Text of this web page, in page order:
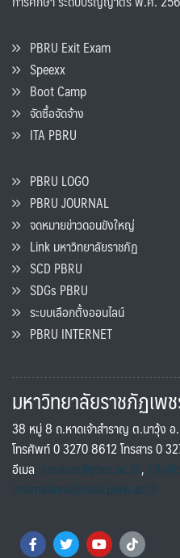
PBRU Exit Exam
Speexx
Boot Camp
จัดซื้อจัดจ้าง
ITA PBRU
PBRU LOGO
PBRU JOURNAL
จดหมายข่าวดอนขังใหญ่
Link มหาวิทยาลัยราชภัฏ
SCD PBRU
SDGs PBRU
ระบบเลือกตั้งออนไลน์
PBRU INTERNET
มหาวิทยาลัยราชภัฏเพ
38 หมู่ 8 ถ.หาดเจ้าสำราญ ต.นาวุ้ง
โทรศัพท์ 0 3270 8612 โทรสาร 0
อีเมล saraban@pbru.ac.th,
international@mail.pbru.ac.th